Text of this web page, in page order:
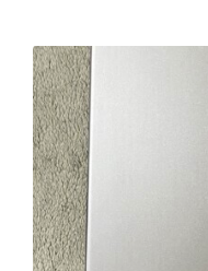
วัชรพล, รามอินทรา,…
ทรัพย์สินที่มีมูลค่า คุณอาจต้อง
มอบบริการประเมินสภาพเครื่
เน้น โปร่งใส มั่นใจได้ และจ่าย
ครอบคลุมทั้ง iPhone สายให
ทุกแบรนด์ เรารับถึงแม้จะอยู่ใ
เพราะมูลค่าของเครื่องไม่ได้
ชุด และความสะดวกในการขาย
ลาดพร้าว, รัชดา, บางรัก, แจ้
บางพลี, เกษตรนวมินทร์, เสน
ว่า “รับซื้อมือถือใกล้ฉัน”, “รับ
ดา บางรัก แจ้งวัฒนะ บางแค
เรามีบริการ รับซื้อแมคบุค,รับ
มือถือ หรือ รับซื้อแท็บเล็ต บริ
รับซื้อไอแพดลาดพร้าว เรามีบ
โฟน, รับซื้อไอแพด, รับซื้อมือถื
กรุงเทพ… รับซื้อไอแพดลาดพ
สภาพ — ขอขายง่าย ได้เงินเ
โฟน, รับซื้อไอแพด, รับซื้อมือ
เว็บไซต์ที่คุณไว้วางใจได้ สำห
iPad, แท็บเล็ต ทุกยี่ห้อ ให้รา